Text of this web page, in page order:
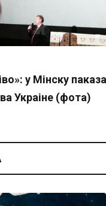
у Мінску
Украіне (фота)